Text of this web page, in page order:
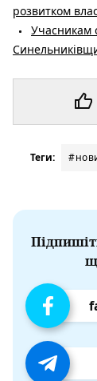
розвитком
Учасникам
Теги: